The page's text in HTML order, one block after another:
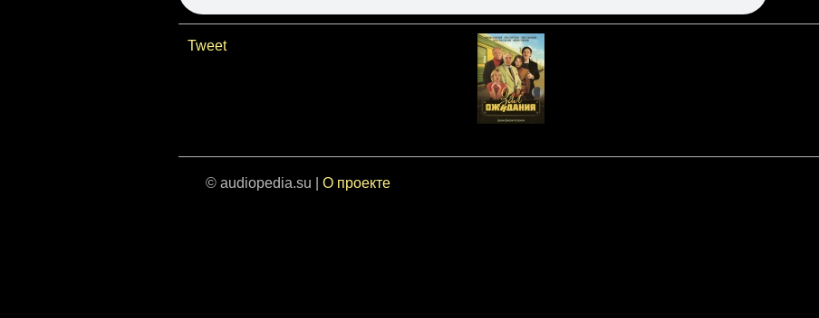
Tweet
© audiopedia.su | О проекте